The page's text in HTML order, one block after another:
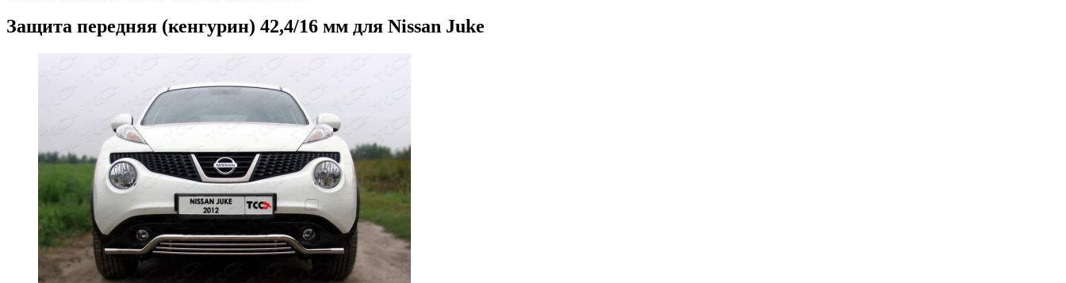
Защита передняя (кенгурин) 42,4/16 мм для Nissan Juke